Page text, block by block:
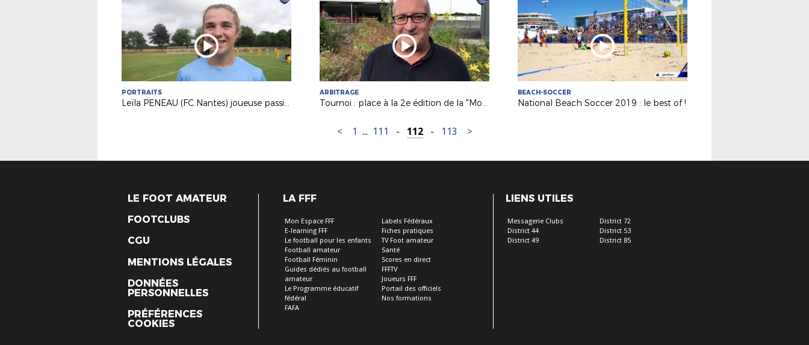
PORTRAITS
Leïla PENEAU (FC Nantes) joueuse passionnée et ambitieuse !
ARBITRAGE
Tournoi : place à la 2e édition de la "Montaigu Futsal Cup" !
BEACH-SOCCER
National Beach Soccer 2019 : le best of !
< 1 ... 111 - 112 - 113 >
LE FOOT AMATEUR
FOOTCLUBS
CGU
MENTIONS LÉGALES
DONNÉES
PERSONNELLES
PRÉFÉRENCES
COOKIES
LA FFF
Mon Espace FFF
E-learning FFF
Le football pour les enfants
Football amateur
Football Féminin
Guides dédiés au football
amateur
Le Programme éducatif
fédéral
FAFA
Labels Fédéraux
Fiches pratiques
TV Foot amateur
Santé
Scores en direct
FFFTV
Joueurs FFF
Portail des officiels
Nos formations
LIENS UTILES
Messagerie Clubs
District 44
District 49
District 72
District 53
District 85